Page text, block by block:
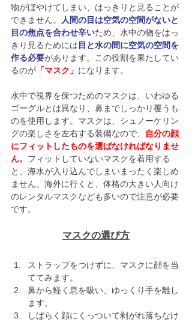
物がぼやけてしまい、はっきりと見ることが
できません。
人間の目は空気の空間がないと
目の焦点を合わせ辛いため、水中の物をはっ
きり見るためには 目と水の間に空気の空間を
作る必要があります。この役割を果たしてい
るのが 「マスク」 になります。
水中で視界を保つためのマスクは、いわゆる
ゴーグルとは異なり、鼻までしっかり覆うも
のを使用します。マスクは、シュノーケリン
グの楽しさを左右する装備なので、
自分の顔
にフィットしたものを選ばなければなりませ
ん。 フィットしていないマスクを着用する
と、海水が入り込んでしまいまったく楽しめ
ません。海外に行くと、体格の大きい人向け
のレンタルマスクなども多いので注意が必要
です。
マスクの選び方
ストラップをつけずに、マスクに顔を当
ててみます。
鼻から軽く息を吸い、ゆっくり手を離し
ます。
しばらく顔にくっついて剥がれ落ちなけ